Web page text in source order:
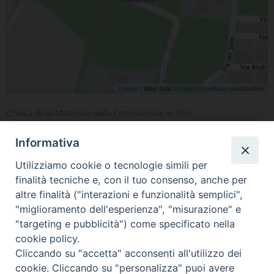
Leaflet | Map data © OpenStreetMap contributors
Chiesa della Madonna della Consolazione in Todi
Home Il Vescovo Diocesi Pastorale
Liturgia
Beni Culturali
Modulistica
Casa dioc. di Spagliagrano Webmail
Informativa
Utilizziamo cookie o tecnologie simili per
finalità tecniche e, con il tuo consenso, anche per
altre finalità ("interazioni e funzionalità semplici",
"miglioramento dell'esperienza", "misurazione" e
"targeting e pubblicità") come specificato nella
cookie policy.
Cliccando su "accetta" acconsenti all'utilizzo dei
cookie. Cliccando su "personalizza" puoi avere